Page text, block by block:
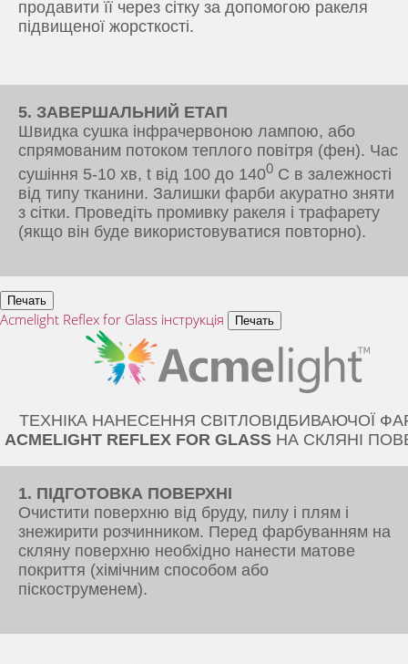
продавити її через сітку за допомогою ракеля
підвищеної жорсткості.
5. ЗАВЕРШАЛЬНИЙ ЕТАП
Швидка сушка інфрачервоною лампою, або
спрямованим потоком теплого повітря (фен). Час
сушіння 5-10 хв, t від 100 до 1400 C в залежності
від типу тканини. Залишки фарби акуратно зняти
з сітки. Проведіть промивку ракеля і трафарету
(якщо він буде використовуватися повторно).
Acmelight Reflex for Glass інструкція
ТЕХНІКА НАНЕСЕННЯ СВІТЛОВІДБИВАЮЧОЇ
ACMELIGHT REFLEX FOR GLASSНА СКЛЯНІ
1. ПІДГОТОВКА ПОВЕРХНІ
Очистити поверхню від бруду, пилу і плям і
знежирити розчинником. Перед фарбуванням на
скляну поверхню необхідно нанести матове
покриття (хімічним способом або
піскоструменем).